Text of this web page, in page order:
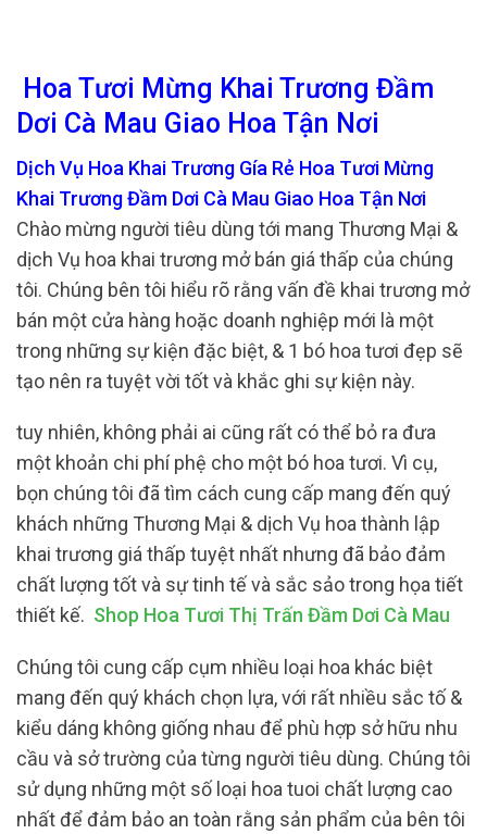
Hoa Tươi Mừng Khai Trương Đầm
Dơi Cà Mau Giao Hoa Tận Nơi
Dịch Vụ Hoa Khai Trương Gía Rẻ Hoa Tươi Mừng
Khai Trương Đầm Dơi Cà Mau Giao Hoa Tận Nơi
Chào mừng người tiêu dùng tới mang Thương Mại &
dịch Vụ hoa khai trương mở bán giá thấp của chúng
tôi. Chúng bên tôi hiểu rõ rằng vấn đề khai trương mở
bán một cửa hàng hoặc doanh nghiệp mới là một
trong những sự kiện đặc biệt, & 1 bó hoa tươi đẹp sẽ
tạo nên ra tuyệt vời tốt và khắc ghi sự kiện này.
tuy nhiên, không phải ai cũng rất có thể bỏ ra đưa
một khoản chi phí phệ cho một bó hoa tươi. Vì cụ,
bọn chúng tôi đã tìm cách cung cấp mang đến quý
khách những Thương Mại & dịch Vụ hoa thành lập
khai trương giá thấp tuyệt nhất nhưng đã bảo đảm
chất lượng tốt và sự tinh tế và sắc sảo trong họa tiết
thiết kế. Shop Hoa Tươi Thị Trấn Đầm Dơi Cà Mau
Chúng tôi cung cấp cụm nhiều loại hoa khác biệt
mang đến quý khách chọn lựa, với rất nhiều sắc tố &
kiểu dáng không giống nhau để phù hợp sở hữu nhu
cầu và sở trường của từng người tiêu dùng. Chúng tôi
sử dụng những một số loại hoa tuoi chất lượng cao
nhất để đảm bảo an toàn rằng sản phẩm của bên tôi